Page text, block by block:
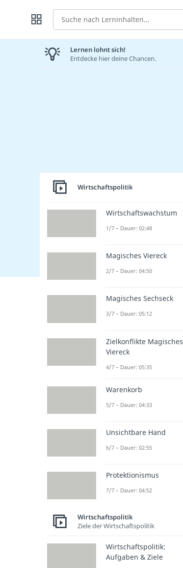
Suche
Lernen lohnt sich!
Entdecke hier deine Chancen.
Wirtschaftspolitik
Wirtschaftswachstum
1/7 – Dauer: 02:48
Magisches Viereck
2/7 – Dauer: 04:50
Magisches Sechseck
3/7 – Dauer: 05:12
Zielkonflikte Magisches
Viereck
4/7 – Dauer: 05:35
Warenkorb
5/7 – Dauer: 04:33
Unsichtbare Hand
6/7 – Dauer: 02:55
Protektionismus
7/7 – Dauer: 04:52
Wirtschaftspolitik
Ziele der Wirtschaftspolitik
Wirtschaftspolitik:
Aufgaben & Ziele